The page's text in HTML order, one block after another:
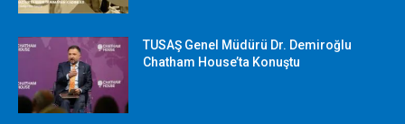
TUSAŞ Genel Müdürü Dr. Demiroğlu
Chatham House’ta Konuştu